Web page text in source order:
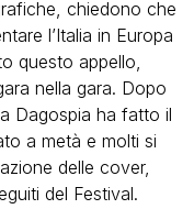
chiedono che
l’Italia in Europa
questo appello,
nella gara. Dopo
Dagospia ha fatto il
a metà e molti si
delle cover,
del Festival.